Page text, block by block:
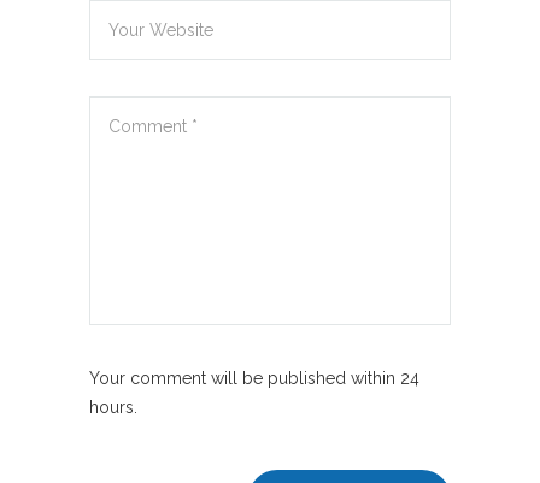
Your comment will be published within 24
hours.